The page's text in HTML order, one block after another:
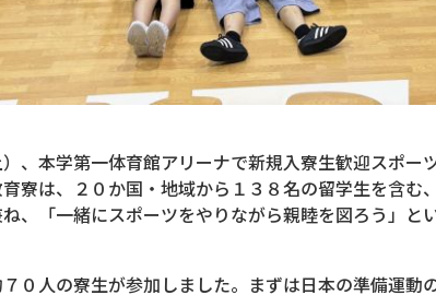
、本学第一体育館アリーナで新規入寮生歓迎スポー
寮は、２０か国・地域から１３８名の留学生を含
、「一緒にスポーツをやりながら親睦を図ろう」と
０人の寮生が参加しました。まずは日本の準備運